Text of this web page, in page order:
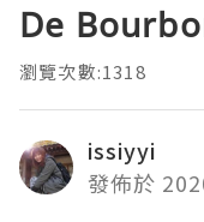
De
瀏覽次數:1318
issiyyi
發佈於